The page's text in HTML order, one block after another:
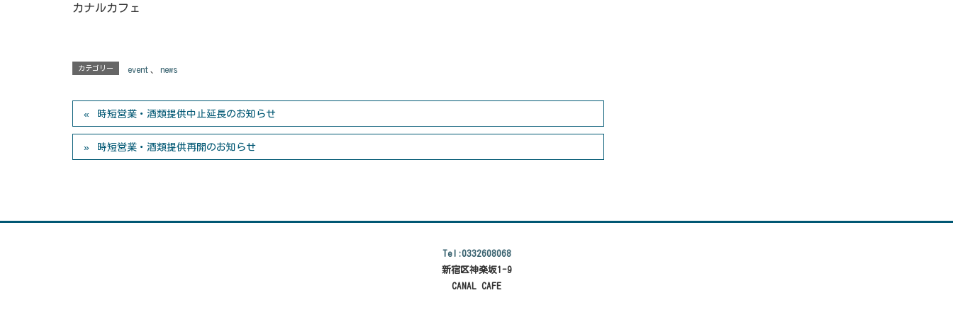
カナルカフェ
カテゴリー event news
時短営業・酒類提供中止延長のお知らせ
時短営業・酒類提供再開のお知らせ
Tel:0332608068
新宿区神楽坂1-9
CANAL CAFE